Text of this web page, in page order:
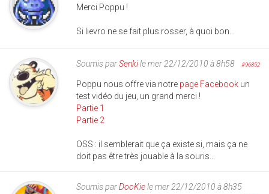
Merci Poppu !
Si lievro ne se fait plus rosser, à quoi bon...
Soumis parSenkile mer 22/12/2010 à 8h58 #96852
Poppu nous offre via notre page Facebook un
test vidéo du jeu, un grand merci !
Partie 1
Partie 2
OSS : il semblerait que ça existe si, mais ça ne
doit pas être très jouable à la souris...
Soumis parDooKiele mer 22/12/2010 à 8h35